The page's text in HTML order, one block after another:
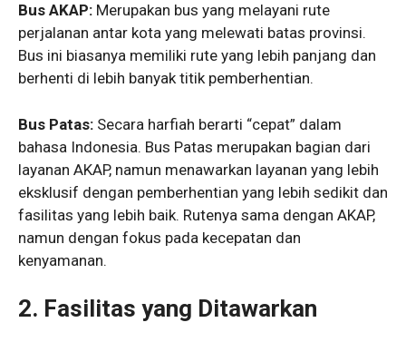
Bus AKAP: Merupakan bus yang melayani rute
perjalanan antar kota yang melewati batas provinsi.
Bus ini biasanya memiliki rute yang lebih panjang dan
berhenti di lebih banyak titik pemberhentian.
Bus Patas: Secara harfiah berarti “cepat” dalam
bahasa Indonesia. Bus Patas merupakan bagian dari
layanan AKAP, namun menawarkan layanan yang lebih
eksklusif dengan pemberhentian yang lebih sedikit dan
fasilitas yang lebih baik. Rutenya sama dengan AKAP,
namun dengan fokus pada kecepatan dan
kenyamanan.
2. Fasilitas yang Ditawarkan